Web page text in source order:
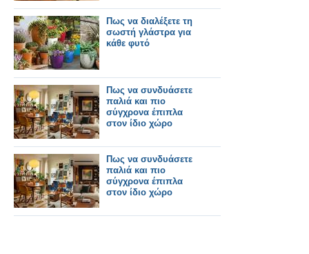
Πως να διαλέξετε τη
σωστή γλάστρα για
κάθε φυτό
Πως να συνδυάσετε
παλιά και πιο
σύγχρονα έπιπλα
στον ίδιο χώρο
Πως να συνδυάσετε
παλιά και πιο
σύγχρονα έπιπλα
στον ίδιο χώρο